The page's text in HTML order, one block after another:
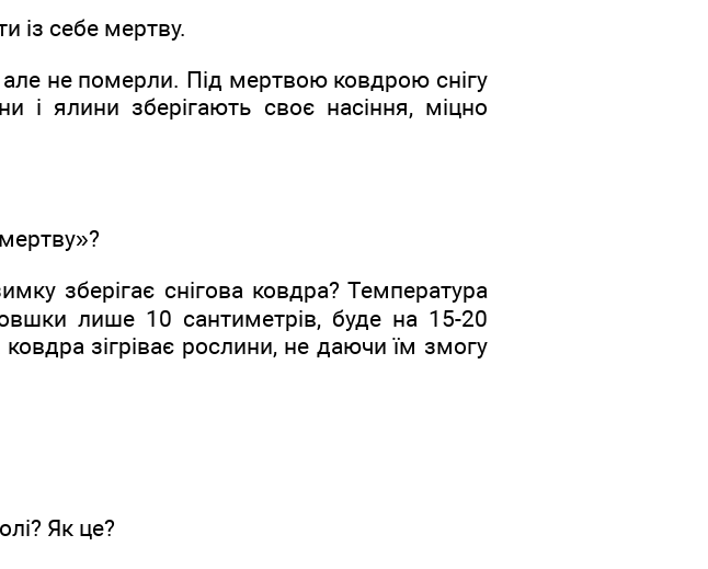
із себе мертву.
не померли. Під мертвою ковдрою снігу
ялини зберігають своє насіння, міцно
зберігає снігова ковдра? Температура
лише 10 сантиметрів, буде на 15-20
зігріває рослини, не даючи їм змогу
Як це?